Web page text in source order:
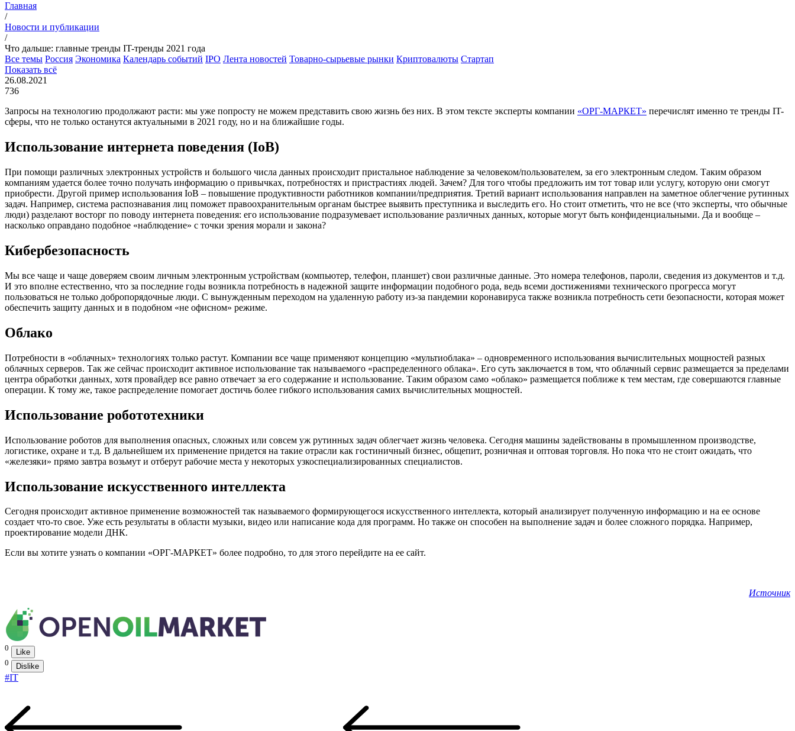
Главная
/
Новости и публикации
/
Что дальше: главные тренды IT-тренды 2021 года
Все темы Россия Экономика Календарь событий IPO Лента новостей Товарно-сырьевые рынки Криптовалюты Стартап
Показать всё
26.08.2021
736
Запросы на технологию продолжают расти: мы уже попросту не можем представить свою жизнь без них. В этом тексте эксперты компании «ОРГ-МАРКЕТ» перечислят именно те тренды IT-
сферы, что не только останутся актуальными в 2021 году, но и на ближайшие годы.
Использование интернета поведения (IoB)
При помощи различных электронных устройств и большого числа данных происходит пристальное наблюдение за человеком/пользователем, за его электронным следом. Таким образом
компаниям удается более точно получать информацию о привычках, потребностях и пристрастиях людей. Зачем? Для того чтобы предложить им тот товар или услугу, которую они смогут
приобрести. Другой пример использования IoB – повышение продуктивности работников компании/предприятия. Третий вариант использования направлен на заметное облегчение рутинных
задач. Например, система распознавания лиц поможет правоохранительным органам быстрее выявить преступника и выследить его. Но стоит отметить, что не все (что эксперты, что обычные
люди) разделают восторг по поводу интернета поведения: его использование подразумевает использование различных данных, которые могут быть конфиденциальными. Да и вообще –
насколько оправдано подобное «наблюдение» с точки зрения морали и закона?
Кибербезопасность
Мы все чаще и чаще доверяем своим личным электронным устройствам (компьютер, телефон, планшет) свои различные данные. Это номера телефонов, пароли, сведения из документов и т.д.
И это вполне естественно, что за последние годы возникла потребность в надежной защите информации подобного рода, ведь всеми достижениями технического прогресса могут
пользоваться не только добропорядочные люди. С вынужденным переходом на удаленную работу из-за пандемии коронавируса также возникла потребность сети безопасности, которая может
обеспечить защиту данных и в подобном «не офисном» режиме.
Облако
Потребности в «облачных» технологиях только растут. Компании все чаще применяют концепцию «мультиоблака» – одновременного использования вычислительных мощностей разных
облачных серверов. Так же сейчас происходит активное использование так называемого «распределенного облака». Его суть заключается в том, что облачный сервис размещается за пределами
центра обработки данных, хотя провайдер все равно отвечает за его содержание и использование. Таким образом само «облако» размещается поближе к тем местам, где совершаются главные
операции. К тому же, такое распределение помогает достичь более гибкого использования самих вычислительных мощностей.
Использование робототехники
Использование роботов для выполнения опасных, сложных или совсем уж рутинных задач облегчает жизнь человека. Сегодня машины задействованы в промышленном производстве,
логистике, охране и т.д. В дальнейшем их применение придется на такие отрасли как гостиничный бизнес, общепит, розничная и оптовая торговля. Но пока что не стоит ожидать, что
«железяки» прямо завтра возьмут и отберут рабочие места у некоторых узкоспециализированных специалистов.
Использование искусственного интеллекта
Сегодня происходит активное применение возможностей так называемого формирующегося искусственного интеллекта, который анализирует полученную информацию и на ее основе
создает что-то свое. Уже есть результаты в области музыки, видео или написание кода для программ. Но также он способен на выполнение задач и более сложного порядка. Например,
проектирование модели ДНК.
Если вы хотите узнать о компании «ОРГ-МАРКЕТ» более подробно, то для этого перейдите на ее сайт.
Источник
0
Like
0
Dislike
#IT